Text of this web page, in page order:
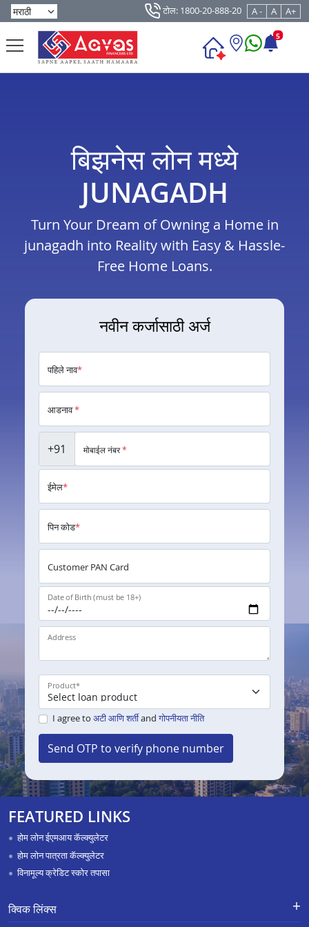
टोल: 1800-20-888-20 A - A A+
5
बिझनेस लोन मध्ये
JUNAGADH
Turn Your Dream of Owning a Home in
junagadh into Reality with Easy & Hassle-
Free Home Loans.
नवीन कर्जासाठी अर्ज
पहिले नाव*
आडनाव*
+91 मोबाईल नंबर*
ईमेल*
पिन कोड*
Customer PAN Card
Date of Birth (must be 18+)
Address
Product*
I agree to अटी आणि शर्तीand गोपनीयता नीति
Send OTP to verify phone number
FEATURED LINKS
होम लोन ईएमआय कॅल्क्युलेटर
होम लोन पात्रता कॅल्क्युलेटर
विनामूल्य क्रेडिट स्कोर तपासा
क्विक लिंक्स